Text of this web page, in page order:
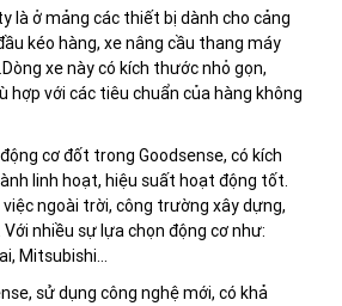
là ở mảng các thiết bị dành cho cảng
kéo hàng, xe nâng cầu thang máy
xe này có kích thước nhỏ gọn,
hợp với các tiêu chuẩn của hàng không
động cơ đốt trong Goodsense, có kích
linh hoạt, hiệu suất hoạt động tốt.
ngoài trời, công trường xây dựng,
nhiều sự lựa chọn động cơ như:
Mitsubishi…
sử dụng công nghệ mới, có khả